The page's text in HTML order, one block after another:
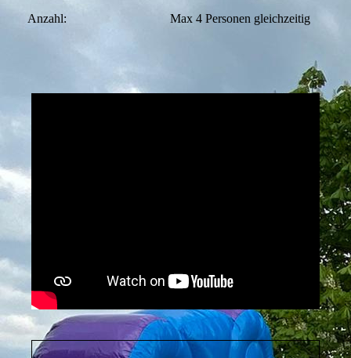
Anzahl: Max 4 Personen gleichzeitig